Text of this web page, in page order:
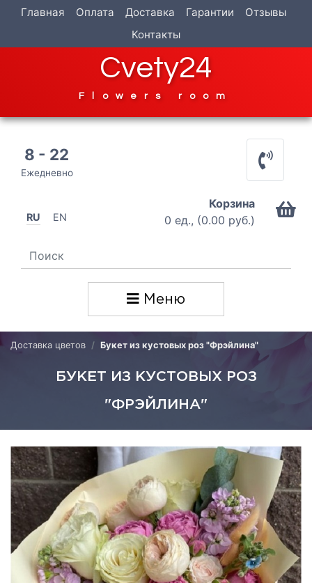
Главная Оплата Доставка Гарантии
Отзывы
Контакты
Cvety24
Flowers room
8 - 22
Ежедневно
RU EN
Корзина
0 ед., (0.00 руб.)
Меню
Доставка цветов Букет из кустовых роз "Фрэйлина"
БУКЕТ ИЗ КУСТОВЫХ РОЗ
"ФРЭЙЛИНА"